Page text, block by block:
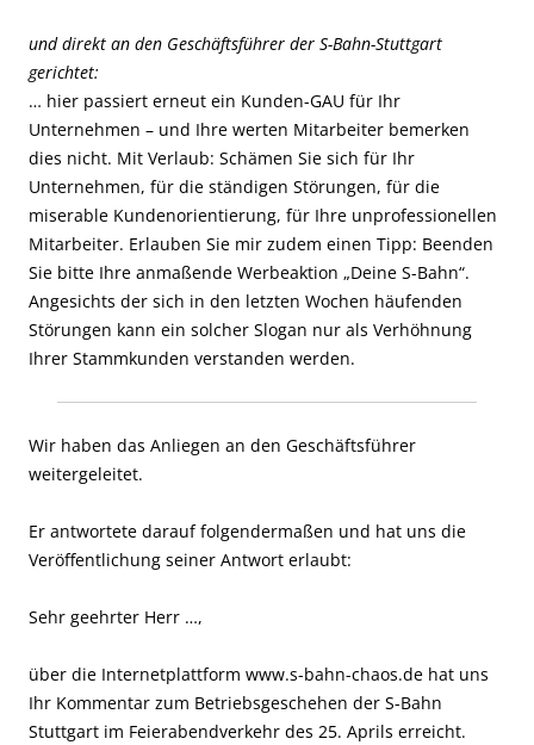
und direkt an den Geschäftsführer der S-Bahn-Stuttgart
gerichtet:
… hier passiert erneut ein Kunden-GAU für Ihr
Unternehmen – und Ihre werten Mitarbeiter bemerken
dies nicht. Mit Verlaub: Schämen Sie sich für Ihr
Unternehmen, für die ständigen Störungen, für die
miserable Kundenorientierung, für Ihre unprofessionellen
Mitarbeiter. Erlauben Sie mir zudem einen Tipp: Beenden
Sie bitte Ihre anmaßende Werbeaktion „Deine S-Bahn“.
Angesichts der sich in den letzten Wochen häufenden
Störungen kann ein solcher Slogan nur als Verhöhnung
Ihrer Stammkunden verstanden werden.
Wir haben das Anliegen an den Geschäftsführer
weitergeleitet.
Er antwortete darauf folgendermaßen und hat uns die
Veröffentlichung seiner Antwort erlaubt:
Sehr geehrter Herr …,
über die Internetplattform www.s-bahn-chaos.de hat uns
Ihr Kommentar zum Betriebsgeschehen der S-Bahn
Stuttgart im Feierabendverkehr des 25. Aprils erreicht.